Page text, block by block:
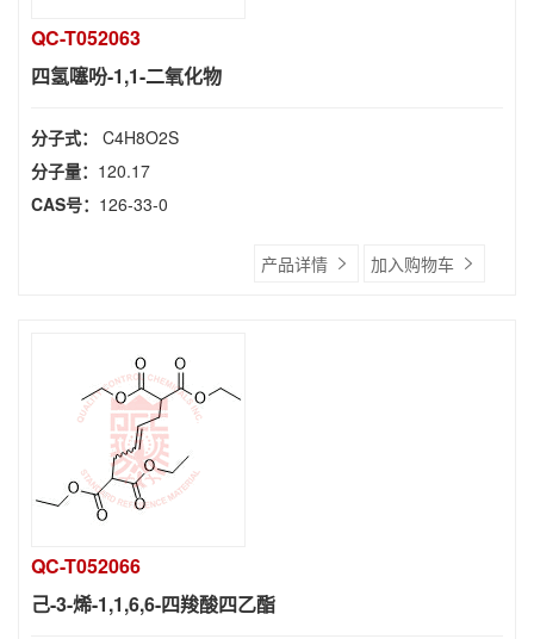
QC-T052063
四氢噻吩-1,1-二氧化物
分子式： C4H8O2S
分子量： 120.17
CAS号： 126-33-0
产品详情 加入购物车
QC-T052066
己-3-烯-1,1,6,6-四羧酸四乙酯